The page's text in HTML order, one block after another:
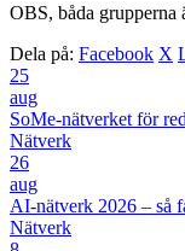
OBS, båda grupperna
Dela på: Facebook X
25
aug
SoMe-nätverket för
Nätverk
26
aug
AI-nätverk 2026 – så
Nätverk